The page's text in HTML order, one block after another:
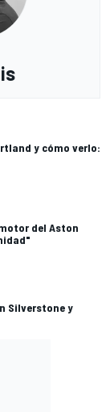
y cómo verlo:
del Aston
Silverstone y